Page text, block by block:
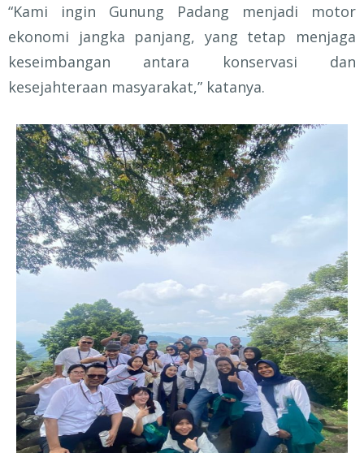
“Kami ingin Gunung Padang menjadi motor
ekonomi jangka panjang, yang tetap menjaga
keseimbangan antara konservasi dan
kesejahteraan masyarakat,” katanya.